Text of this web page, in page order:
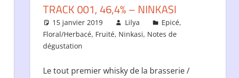
TRACK 001, 46,4% – NINKASI
15 janvier 2019 Lilya Epicé,
Floral/Herbacé, Fruité, Ninkasi, Notes de
dégustation
Le tout premier whisky de la brasserie /